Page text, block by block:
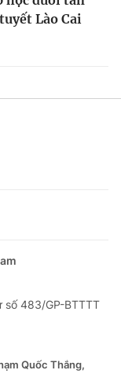
Lào Cai
số 483/GP-BTTTT
Quốc Thắng,